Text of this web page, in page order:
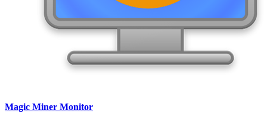
Magic Miner Monitor